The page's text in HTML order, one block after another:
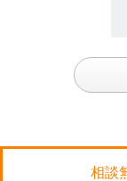
相談